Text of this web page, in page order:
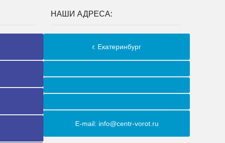
НАШИ АДРЕСА:
г. Екатеринбург
E-mail: info@centr-vorot.ru